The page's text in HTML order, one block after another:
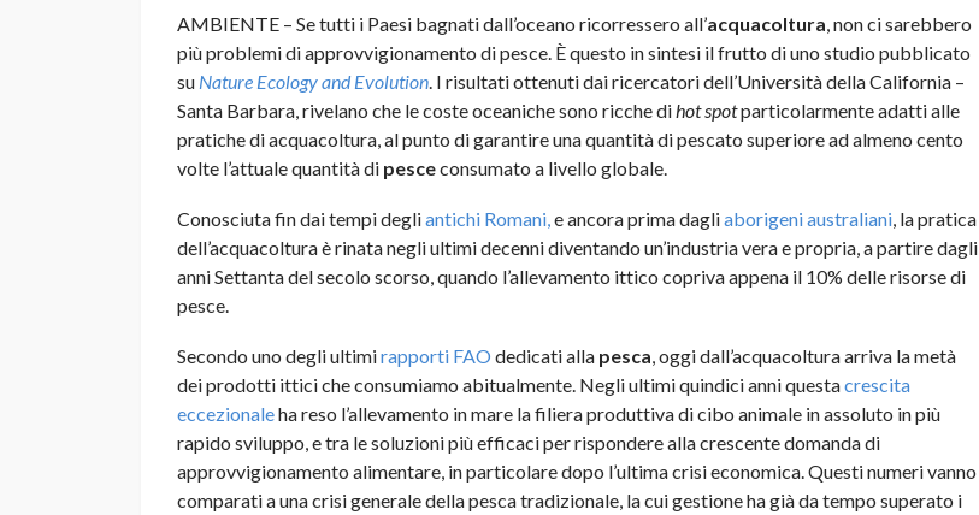
AMBIENTE – Se tutti i Paesi bagnati dall’oceano ricorressero all’acquacoltura, non ci sarebbero
più problemi di approvvigionamento di pesce. È questo in sintesi il frutto di uno studio pubblicato
su Nature Ecology and Evolution. I risultati ottenuti dai ricercatori dell’Università della California –
Santa Barbara, rivelano che le coste oceaniche sono ricche dihot spotparticolarmente adatti alle
pratiche di acquacoltura, al punto di garantire una quantità di pescato superiore ad almeno cento
volte l’attuale quantità di pesceconsumato a livello globale.
Conosciuta fin dai tempi degliantichi Romani,e ancora prima dagliaborigeni australiani, la pratica
dell’acquacoltura è rinata negli ultimi decenni diventando un’industria vera e propria, a partire dagli
anni Settanta del secolo scorso, quando l’allevamento ittico copriva appena il 10% delle risorse di
pesce.
Secondo uno degli ultimirapporti FAO dedicati alla pesca, oggi dall’acquacoltura arriva la metà
dei prodotti ittici che consumiamo abitualmente. Negli ultimi quindici anni questacrescita
eccezionaleha reso l’allevamento in mare la filiera produttiva di cibo animale in assoluto in più
rapido sviluppo, e tra le soluzioni più efficaci per rispondere alla crescente domanda di
approvvigionamento alimentare, in particolare dopo l’ultima crisi economica. Questi numeri vanno
comparati a una crisi generale della pesca tradizionale, la cui gestione ha già da tempo superato i